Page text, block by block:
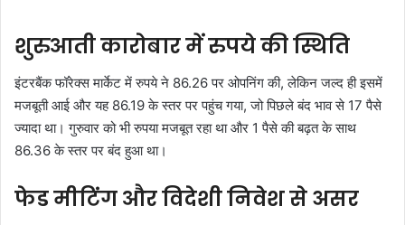
शुरुआती कारोबार में रुपये की स्थिति
इंटरबैंक फॉरेक्स मार्केट में रुपये ने 86.26 पर ओपनिंग की, लेकिन जल्द ही इसमें
मजबूती आई और यह 86.19 के स्तर पर पहुंच गया, जो पिछले बंद भाव से 17 पैसे
ज्यादा था। गुरुवार को भी रुपया मजबूत रहा था और 1 पैसे की बढ़त के साथ
86.36 के स्तर पर बंद हुआ था।
फेड मीटिंग और विदेशी निवेश से असर